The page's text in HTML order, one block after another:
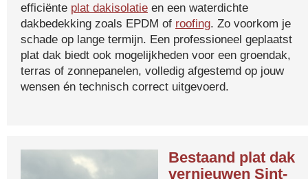
efficiënte plat dakisolatie en een waterdichte
dakbedekking zoals EPDM of roofing. Zo voorkom je
schade op lange termijn. Een professioneel geplaatst
plat dak biedt ook mogelijkheden voor een groendak,
terras of zonnepanelen, volledig afgestemd op jouw
wensen én technisch correct uitgevoerd.
Bestaand plat dak
vernieuwen Sint-